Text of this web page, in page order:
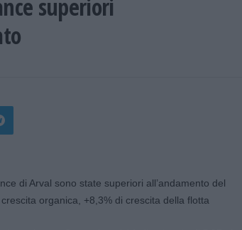
superiori
di Arval sono state superiori all’andamento del
organica, +8,3% di crescita della flotta